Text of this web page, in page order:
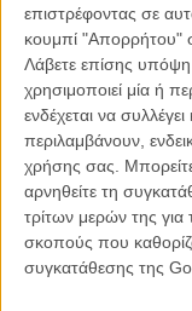
επιστρέφοντας σε
κουμπί "Απορρήτου"
Λάβετε επίσης
χρησιμοποιεί μία ή
ενδέχεται να
περιλαμβάνουν,
χρήσης σας.
αρνηθείτε τη
τρίτων μερών της
σκοπούς που
συγκατάθεσης της
Σαν συρραφή σκηνών
κάποιο entertainment
μπορεί να είναι
αυτό δεν αρκεί για να
προκαταβάλλοντας
λίγα.
Ειδικά όταν ακόμη
του Ιουλίου Βερν είναι
συγκινητικές και πιο
που διαρκεί αυτη η